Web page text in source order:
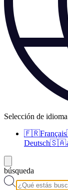
Selección de idioma
🇫🇷Français
Deutsch🇸🇦
búsqueda